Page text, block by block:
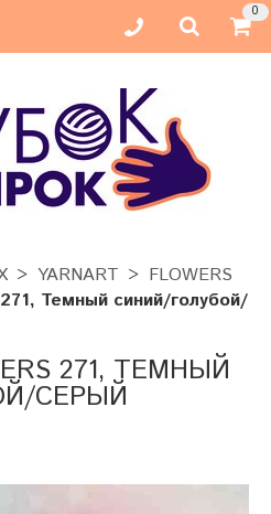
0
YARNART
FLOWERS
271, Темный синий/голубой/
271, ТЕМНЫЙ
СЕРЫЙ